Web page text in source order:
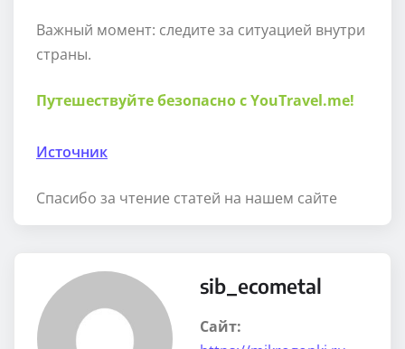
Важный момент: следите за ситуацией внутри
страны.
Путешествуйте безопасно с YouTravel.me!
Источник
Спасибо за чтение статей на нашем сайте
sib_ecometal
Сайт: